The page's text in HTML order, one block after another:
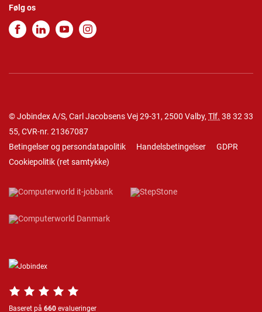
Følg os
© Jobindex A/S, Carl Jacobsens Vej 29-31, 2500 Valby, Tlf. 38 32 33
55, CVR-nr. 21367087
Betingelser og persondatapolitik
Handelsbetingelser
GDPR
Cookiepolitik (ret samtykke)
Baseret på 660 evalueringer